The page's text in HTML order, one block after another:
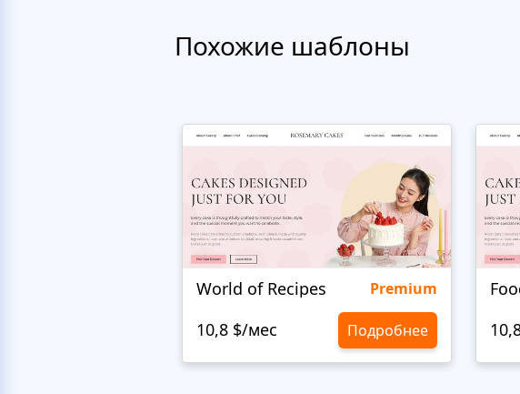
Похожие шаблоны
World of Recipes Premium
10,8 $/мес Подробнее